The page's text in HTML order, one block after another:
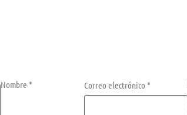
Nombre* Correo electrónico *